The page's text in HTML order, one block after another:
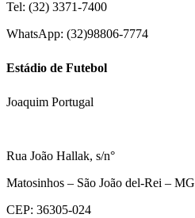
Tel: (32) 3371-7400
WhatsApp: (32)98806-7774
Estádio de Futebol
Joaquim Portugal
Rua João Hallak, s/n°
Matosinhos – São João del-Rei – MG
CEP: 36305-024